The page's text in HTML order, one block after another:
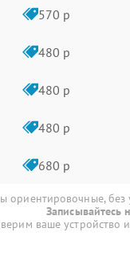
570 р
480 р
480 р
480 р
680 р
ориентировочные, без
Записывайтесь
ваше устройство